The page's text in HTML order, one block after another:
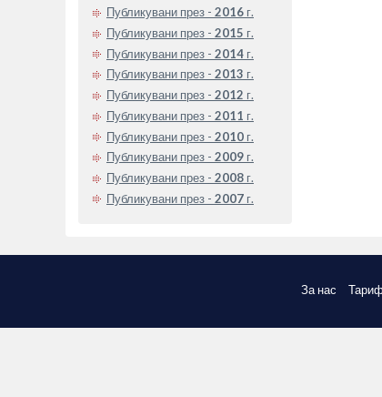
Публикувани през - 2016 г.
Публикувани през - 2015 г.
Публикувани през - 2014 г.
Публикувани през - 2013 г.
Публикувани през - 2012 г.
Публикувани през - 2011 г.
Публикувани през - 2010 г.
Публикувани през - 2009 г.
Публикувани през - 2008 г.
Публикувани през - 2007 г.
За нас